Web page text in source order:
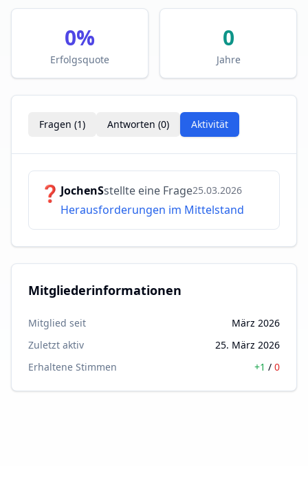
0%
Erfolgsquote
0
Jahre
Fragen (1) Antworten (0) Aktivität
❓JochenSstellte eine Frage25.03.2026
Herausforderungen im Mittelstand
Mitgliederinformationen
Mitglied seit
März 2026
Zuletzt aktiv
25. März 2026
Erhaltene Stimmen
+1 / 0